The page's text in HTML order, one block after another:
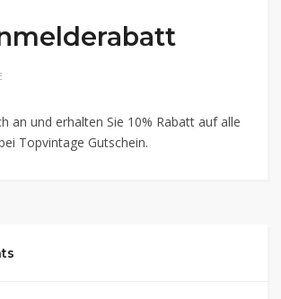
an und erhalten Sie 10% Rabatt auf alle
Topvintage Gutschein.